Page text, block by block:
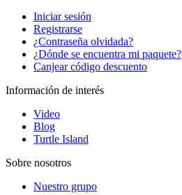
Iniciar sesión
Registrarse
¿Contraseña olvidada?
¿Dónde se encuentra mi paquete?
Canjear código descuento
Información de interés
Video
Blog
Turtle Island
Sobre nosotros
Nuestro grupo